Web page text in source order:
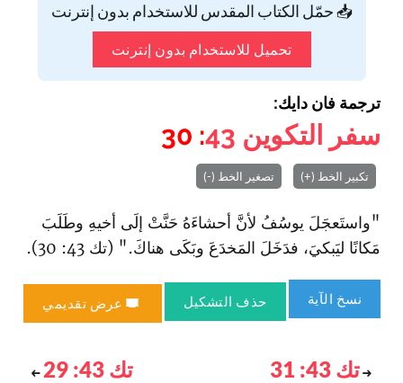
📥 حمّل الكتاب المقدس للاستخدام بدون إنترنت
تحميل للاستخدام بدون إنترنت
ترجمة فان دايك:
سفر التكوين 43
: 30
تكبير الخط (+) تصغير الخط (-)
"واستَعجَلَ يوسُفُ لأنَّ أحشاءَهُ حَنَّتْ إلَى أخيهِ وطَلَبَ
مَكانًا ليَبكيَ، فدَخَلَ المَخدَعَ وبَكَى هناكَ." (تك 43: 30).
نسخ الآية حذف التشكيل عرض تقديمي
تك 43: 31 تك 43: 29